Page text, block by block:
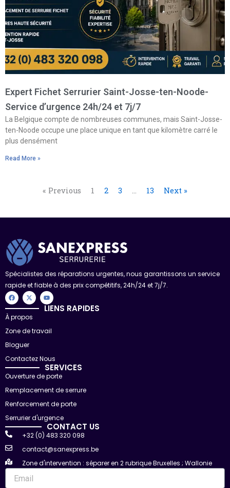
Expert Fichet Serrurier Saint-Josse-ten-Noode-
Service d’urgence 24h/24 et 7j/7
La Belgique compte de nombreuses communes, mais Saint-Josse-
ten-Noode occupe une place unique en tant que kilomètre carré le
plus densément
Read More »
« Previous 1 2 3 … 13 Next »
Spécialistes des réparations urgentes, nous garantissons un service
rapide et fiable à des prix compétitifs, 24h/24 et 7j/7.
F
a
c
b
o
X
-
t
i
t
r
Y
o
u
t
e
LIENS RAPIDES
À propos
Zone de travail
Bloguer
Contactez Nous
SERVICES
Ouverture de porte
Remplacement de serrure
Renforcement de porte
Serrurier d'urgence
CONTACT US
+32 (0) 483 320 098
contact@sanexpress.be
Zone d'intervention : séparer en 2 rubrique Bruxelles ; Wallonie